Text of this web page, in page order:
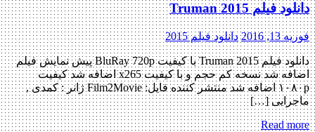
دانلود فیلم Truman 2015
فوریه 13, 2016 دانلود فیلم 2015
دانلود فیلم Truman 2015 با کیفیت BluRay 720p پیش نمایش فیلم
اضافه شد نسخه کم حجم و با کیفیت x265 اضافه شد کیفیت
۱۰۸۰p اضافه شد منتشر کننده فایل: Film2Movie ژانر : کمدی ,
ماجرایی […]
Read more